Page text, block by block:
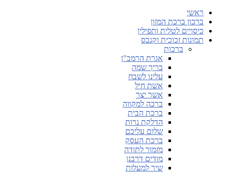
ראשי
ברכון ברכת המזון
כיסויים לטלית ותפילין
תמונות זכוכית וקנבס
ברכות
אגרת הרמב"ן
בריך שמה
עלינו לשבח
אשת חיל
אשר יצר
ברכה למקווה
ברכת הבית
הדלקת נרות
שלום עליכם
ברכת העסק
מזמור לתודה
מודים דרבנן
שיר למעלות